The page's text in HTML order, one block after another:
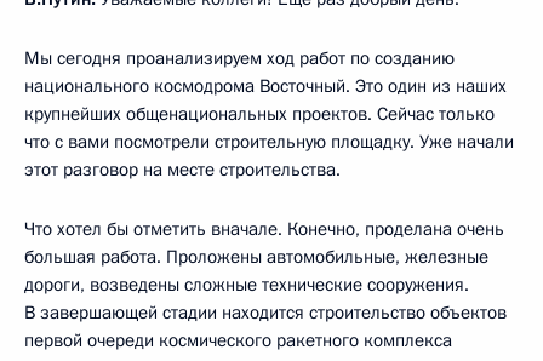
Мы сегодня проанализируем ход работ по созданию
национального космодрома Восточный. Это один из наших
крупнейших общенациональных проектов. Сейчас только
что с вами посмотрели строительную площадку. Уже начали
этот разговор на месте строительства.
Что хотел бы отметить вначале. Конечно, проделана очень
большая работа. Проложены автомобильные, железные
дороги, возведены сложные технические сооружения.
В завершающей стадии находится строительство объектов
первой очереди космического ракетного комплекса